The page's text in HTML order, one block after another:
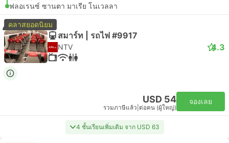
ฟลอเรนซ์ ซานตา มาเรีย โนเวลลา
คลาสยอดนิยม
สมาร์ท | รถไฟ #9917
NTV 4.3
USD 54
รวมภาษีแล้ว ต่อคน (ผู้ใหญ่)
จองเลย
4 ชั้นเรียนเพิ่มเติม จาก USD 63